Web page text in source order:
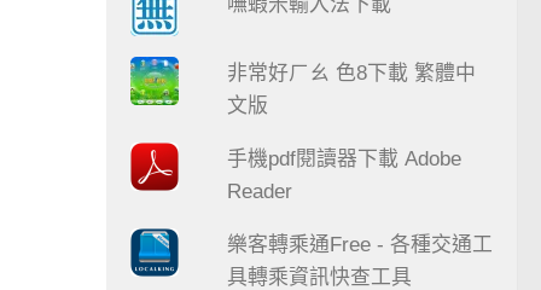
非常好ㄏㄠ 色8下載 繁體中
文版
手機pdf閱讀器下載 Adobe
Reader
樂客轉乘通Free - 各種交通工
具轉乘資訊快查工具